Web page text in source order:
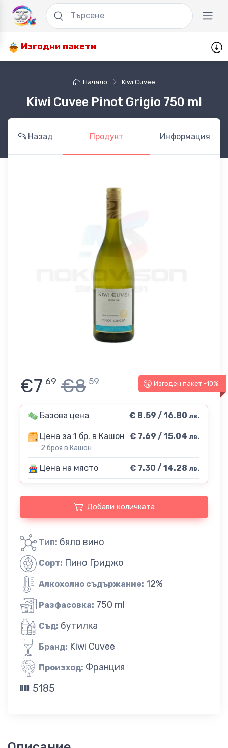
Изгодни пакети
Начало Kiwi Cuvee
Kiwi Cuvee Pinot Grigio 750 ml
Назад Продукт Информация
Изгоден пакет -10%
€7 69 €8 59
Базова цена € 8.59 / 16.80 лв.
Цена за 1 бр. в Кашон
2 броя в Кашон
€ 7.69 / 15.04 лв.
Цена на място € 7.30 / 14.28 лв.
Добави количката
Тип: бяло вино
Сорт: Пино Гриджо
Алкохолно съдържание: 12%
Разфасовка: 750 ml
Съд: бутилка
Бранд: Kiwi Cuvee
Произход: Франция
5185